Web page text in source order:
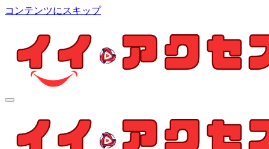
コンテンツにスキップ